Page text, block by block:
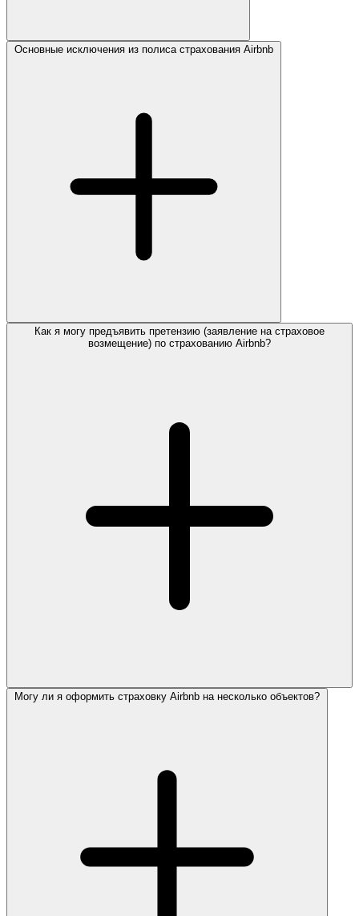
Основные исключения из полиса страхования Airbnb
Как я могу предъявить претензию (заявление на страховое
возмещение) по страхованию Airbnb?
Могу ли я оформить страховку Airbnb на несколько объектов?